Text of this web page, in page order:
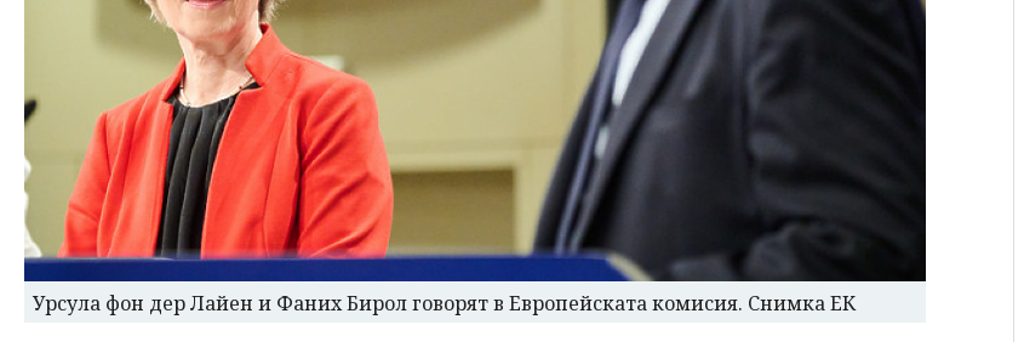
Урсула фон дер Лайен и Фаних Бирол говорят в Европейската комисия. Снимка ЕК